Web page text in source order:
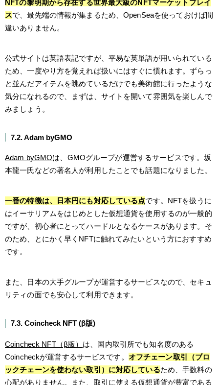
NFTの黎明期から存在する世界最大級のNFTマーケットプレイ
スで、最先端の情報が集まるため、OpenSeaを使っておけば間
違いありません。
公式サイトは英語表記ですが、平易な英単語が用いられている
ため、一度やり方を覚えれば扱いにはすぐに慣れます。ずらっ
と並んだアイテムを眺めているだけでも美術館に行ったような
気分になれるので、まずは、サイトを開いて雰囲気を楽しんで
みましょう。
7.2. Adam byGMO
Adam byGMOは、GMOグループが運営するサービスです。坂
本龍一氏などの著名人が利用したことでも話題になりました。
一番の特徴は、日本円にも対応している点です。NFTを扱うに
はイーサリアムをはじめとした仮想通貨を使用するのが一般的
ですが、初心者にとってハードルとなるケースがあります。そ
のため、とにかく早くNFTに触れてみたいという方におすすめ
です。
また、日本の大手グループが運営するサービスなので、セキュ
リティの面でも安心して利用できます。
7.3. Coincheck NFT (β版)
Coincheck NFT（β版） は、国内取引所でも知名度のある
Coincheckが運営するサービスです。 オフチェーン取引（ブロ
ックチェーンを使わない取引）に対応しているため、手数料の
心配がありません。また、取引に使える仮想通貨が豊富である